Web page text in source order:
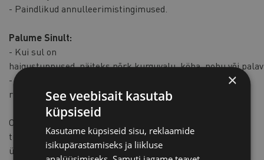
- Paindlikud annulleerimistingimused.
Palume Sinult:
- Kui sul on
haigustunnused, näiteks nõrk kurguvalu, köha, nohu või
- Samamoodi palume jääda koju hiljuti kõrge riskiga
riikidest tulnutel.
Oleme paindlikud oma ürituste
tühistamispõhimõtetes. Registreeru julgelt ja võta meiega
ühendust, kui tervislikel põhjustel ei õnnestu osaleda.
×
See veebisait kasutab
küpsiseid
Kasutame küpsiseid sisu, reklaamide
isikupärastamiseks ja liikluse